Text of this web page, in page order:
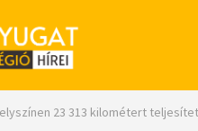
23 313 kilométert